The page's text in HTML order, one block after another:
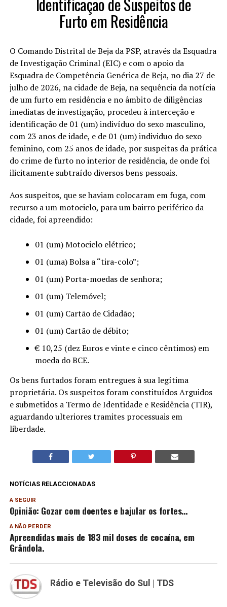
Furto em Residência
O Comando Distrital de Beja da PSP, através da Esquadra
de Investigação Criminal (EIC) e com o apoio da
Esquadra de Competência Genérica de Beja, no dia 27 de
julho de 2026, na cidade de Beja, na sequência da notícia
de um furto em residência e no âmbito de diligências
imediatas de investigação, procedeu à interceção e
identificação de 01 (um) indivíduo do sexo masculino,
com 23 anos de idade, e de 01 (um) individuo do sexo
feminino, com 25 anos de idade, por suspeitas da prática
do crime de furto no interior de residência, de onde foi
ilicitamente subtraído diversos bens pessoais.
Aos suspeitos, que se haviam colocaram em fuga, com
recurso a um motociclo, para um bairro periférico da
cidade, foi apreendido:
01 (um) Motociclo elétrico;
01 (uma) Bolsa a “tira-colo”;
01 (um) Porta-moedas de senhora;
01 (um) Telemóvel;
01 (um) Cartão de Cidadão;
01 (um) Cartão de débito;
€ 10,25 (dez Euros e vinte e cinco cêntimos) em
moeda do BCE.
Os bens furtados foram entregues à sua legítima
proprietária. Os suspeitos foram constituídos Arguidos
e submetidos a Termo de Identidade e Residência (TIR),
aguardando ulteriores tramites processuais em
liberdade.
NOTÍCIAS RELACCIONADAS
A SEGUIR
Opinião: Gozar com doentes e bajular os fortes…
A NÃO PERDER
Apreendidas mais de 183 mil doses de cocaína, em
Grândola.
Rádio e Televisão do Sul | TDS